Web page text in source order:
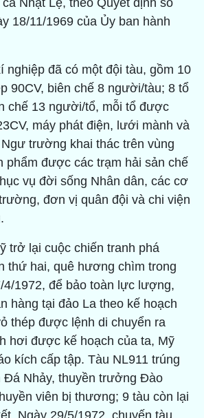
Nhật Lệ, theo Quyết định số
18/11/1969 của Ủy ban hành
nghiệp đã có một đội tàu, gồm 10
90CV, biên chế 8 người/tàu; 8 tổ
chế 13 người/tổ, mỗi tổ được
máy phát điện, lưới mành và
trường khai thác trên vùng
phẩm được các trạm hải sản chế
vụ đời sống Nhân dân, các cơ
đơn vị quân đội và chi viện
trở lại cuộc chiến tranh phá
thứ hai, quê hương chìm trong
4/1972, để bảo toàn lực lượng,
hàng tại đảo La theo kế hoạch
thép được lệnh di chuyển ra
hơi được kế hoạch của ta, Mỹ
kích cấp tập. Tàu NL911 trúng
Đá Nhảy, thuyền trưởng Đào
viên bị thương; 9 tàu còn lại